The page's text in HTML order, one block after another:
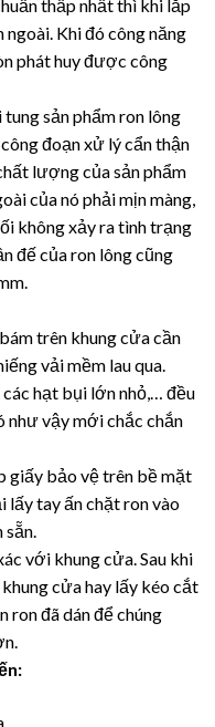
thấp nhất thì khi lắp
Khi đó công năng
phát huy được công
sản phẩm ron lông
đoạn xử lý cẩn thận
lượng của sản phẩm
của nó phải mịn màng,
không xảy ra tình trạng
đế của ron lông cũng
trên khung cửa cần
vải mềm lau qua.
hạt bụi lớn nhỏ,… đều
vậy mới chắc chắn
giấy bảo vệ trên bề mặt
lấy tay ấn chặt ron vào
sẵn.
với khung cửa. Sau khi
cửa hay lấy kéo cắt
ron đã dán để chúng